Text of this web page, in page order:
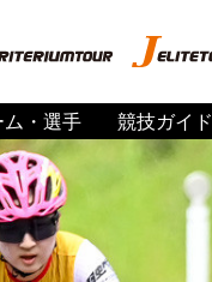
・選手 競技ガイド